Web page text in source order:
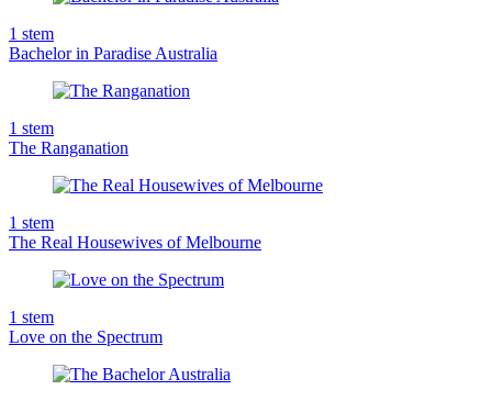
1 stem
Bachelor in Paradise Australia
1 stem
The Ranganation
1 stem
The Real Housewives of Melbourne
1 stem
Love on the Spectrum